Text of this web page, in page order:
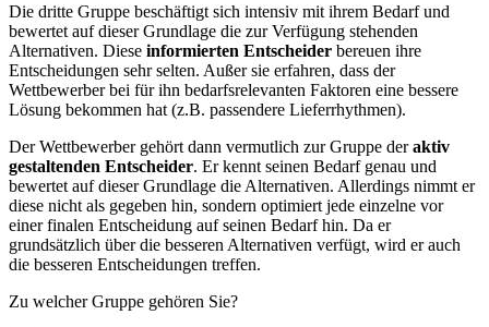
Die dritte Gruppe beschäftigt sich intensiv mit ihrem Bedarf und
bewertet auf dieser Grundlage die zur Verfügung stehenden
Alternativen. Diese informierten Entscheider bereuen ihre
Entscheidungen sehr selten. Außer sie erfahren, dass der
Wettbewerber bei für ihn bedarfsrelevanten Faktoren eine bessere
Lösung bekommen hat (z.B. passendere Lieferrhythmen).
Der Wettbewerber gehört dann vermutlich zur Gruppe deraktiv
gestaltenden Entscheider. Er kennt seinen Bedarf genau und
bewertet auf dieser Grundlage die Alternativen. Allerdings nimmt er
diese nicht als gegeben hin, sondern optimiert jede einzelne vor
einer finalen Entscheidung auf seinen Bedarf hin. Da er
grundsätzlich über die besseren Alternativen verfügt, wird er auch
die besseren Entscheidungen treffen.
Zu welcher Gruppe gehören Sie?